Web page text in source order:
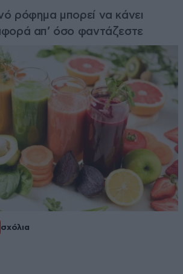
ρόφημα μπορεί να κάνει
απ’ όσο φαντάζεστε
σχόλια